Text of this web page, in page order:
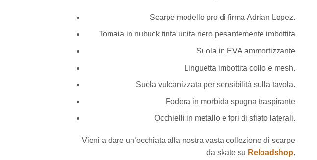
Scarpe modello pro di firma Adrian Lopez.
Tomaia in nubuck tinta unita nero pesantemente imbottita
Suola in EVA ammortizzante
Linguetta imbottita collo e mesh.
Suola vulcanizzata per sensibilità sulla tavola.
Fodera in morbida spugna traspirante
Occhielli in metallo e fori di sfiato laterali.
Vieni a dare un’occhiata alla nostra vasta collezione di scarpe
da skate su Reloadshop.